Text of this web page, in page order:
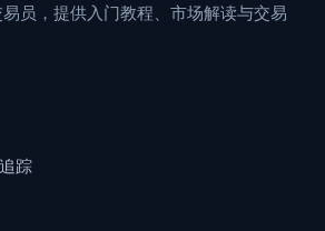
员，提供入门教程、市场解读与交易
踪